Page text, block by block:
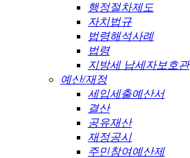
행정절차제도
자치법규
법령해석사례
법령
지방세 납세자보호관
예산/재정
세입세출예산서
결산
공유재산
재정공시
주민참여예산제